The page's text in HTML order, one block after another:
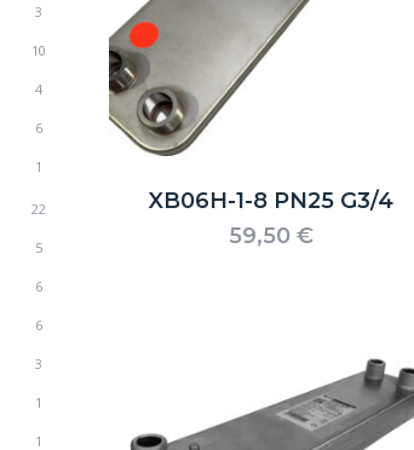
3
10
4
6
1
22
5
6
6
3
1
1
XB06H-1-8 PN25 G3/4
59,50€